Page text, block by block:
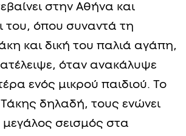
στην Αθήνα και
του, όπου συναντά τη
και δική του παλιά αγάπη,
όταν ανακάλυψε
ενός μικρού παιδιού. Το
δηλαδή, τους ενώνει
σεισμός στα